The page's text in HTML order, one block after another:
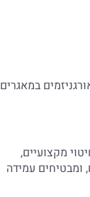
במאגרים
מקצועיים,
ומבטיחים עמידה